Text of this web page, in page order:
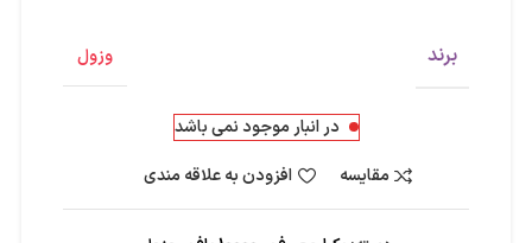
برند وزول
در انبار موجود نمی باشد
مقایسه
افزودن به علاقه مندی